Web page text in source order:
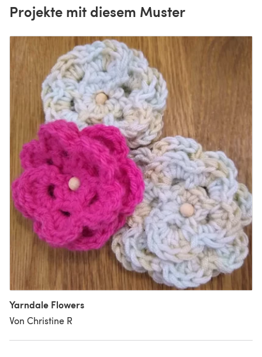
Projekte mit diesem Muster
Yarndale Flowers
Von Christine R